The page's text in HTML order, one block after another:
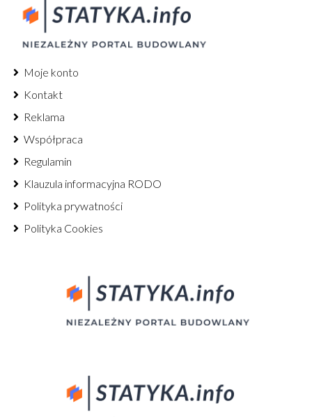
Moje konto
Kontakt
Reklama
Współpraca
Regulamin
Klauzula informacyjna RODO
Polityka prywatności
Polityka Cookies